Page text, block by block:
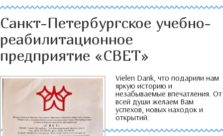
Санкт-Петербургское учебно-
реабилитационное
предприятие «СВЕТ»
Vielen Dank, что подарили нам
яркую историю и
незабываемые впечатления. От
всей души желаем Вам
успехов, новых находок и
открытий.